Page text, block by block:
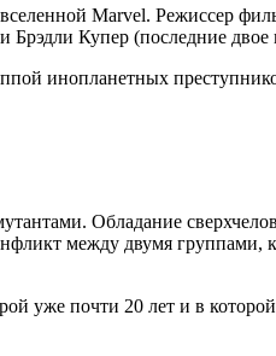
Marvel. Режиссер
Купер (последние двое
инопланетных
Обладание
между двумя
уже почти 20 лет и в